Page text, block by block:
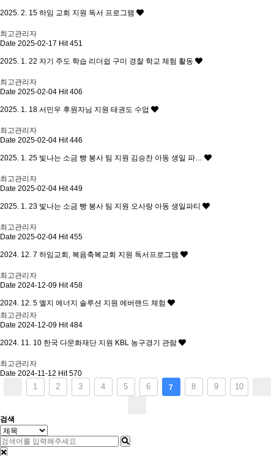
2025. 2. 15 하임 교회 지원 독서 프로그램
최고관리자
Date 2025-02-17 Hit 451
2025. 1. 22 자기 주도 학습 리더쉽 구미 경찰 학교 체험 활동
최고관리자
Date 2025-02-04 Hit 406
2025. 1. 18 서민우 후원자님 지원 태권도 수업
최고관리자
Date 2025-02-04 Hit 446
2025. 1. 25 빛나는 소금 빵 봉사 팀 지원 김승찬 아동 생일 파…
최고관리자
Date 2025-02-04 Hit 449
2025. 1. 23 빛나는 소금 빵 봉사 팀 지원 오사랑 아동 생일파티
최고관리자
Date 2025-02-04 Hit 455
2024. 12. 7 하임교회, 복음축복교회 지원 독서프로그램
최고관리자
Date 2024-12-09 Hit 458
2024. 12. 5 엘지 에너지 솔루션 지원 에버랜드 체험
최고관리자
Date 2024-12-09 Hit 484
2024. 11. 10 한국 다문화재단 지원 KBL 농구경기 관람
최고관리자
Date 2024-11-12 Hit 570
1 2 3 4 5 6 7 8 9 10
검색